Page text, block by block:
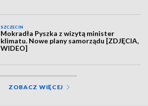
SZCZECIN
Mokradła Pyszka z wizytą minister
klimatu. Nowe plany samorządu [ZDJĘCIA,
WIDEO]
ZOBACZ WIĘCEJ